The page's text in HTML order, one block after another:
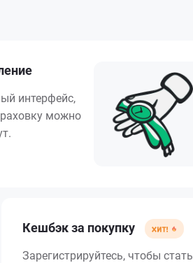
интерфейс,
можно
Кешбэк за покупку
Зарегистрируйтесь, чтобы стать